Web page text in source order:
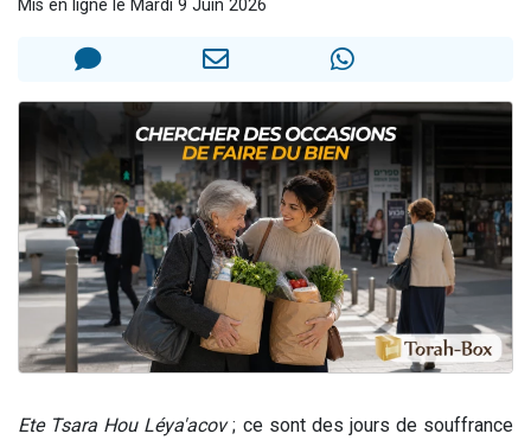
30 personnes viennent de faire un don pour Sauvez la jambe de Yohan
12 nouvelles musiques dans Torah-Box Music
Mis en ligne le Mardi 9 Juin 2026
Ete Tsara Hou Léya'acov; ce sont des jours de souffrance